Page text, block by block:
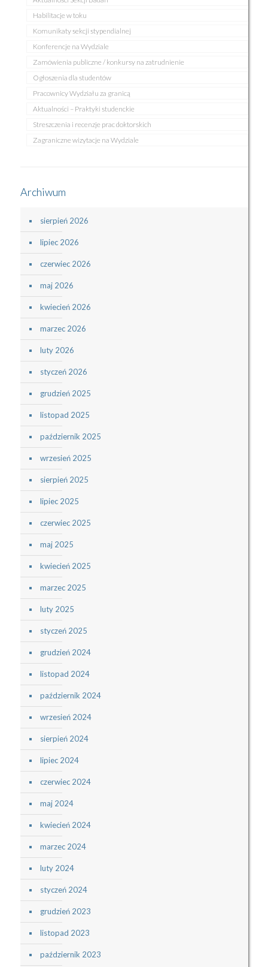
Habilitacje w toku
Komunikaty sekcji stypendialnej
Konferencje na Wydziale
Zamówienia publiczne / konkursy na zatrudnienie
Ogłoszenia dla studentów
Pracownicy Wydziału za granicą
Aktualności – Praktyki studenckie
Streszczenia i recenzje prac doktorskich
Zagraniczne wizytacje na Wydziale
Archiwum
sierpień 2026
lipiec 2026
czerwiec 2026
maj 2026
kwiecień 2026
marzec 2026
luty 2026
styczeń 2026
grudzień 2025
listopad 2025
październik 2025
wrzesień 2025
sierpień 2025
lipiec 2025
czerwiec 2025
maj 2025
kwiecień 2025
marzec 2025
luty 2025
styczeń 2025
grudzień 2024
listopad 2024
październik 2024
wrzesień 2024
sierpień 2024
lipiec 2024
czerwiec 2024
maj 2024
kwiecień 2024
marzec 2024
luty 2024
styczeń 2024
grudzień 2023
listopad 2023
październik 2023